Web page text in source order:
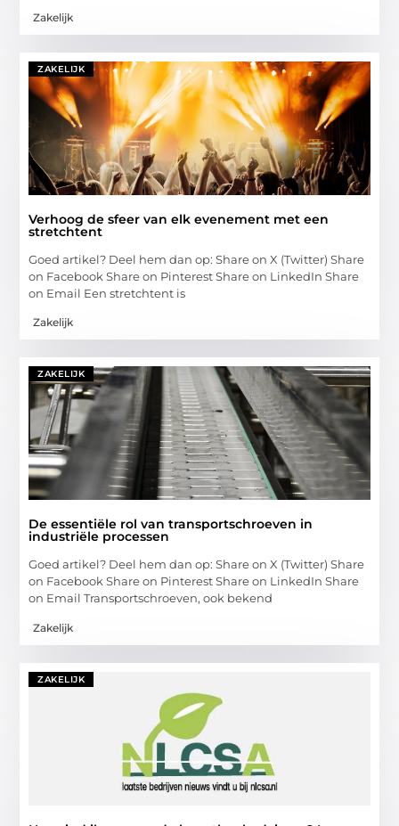
Zakelijk
ZAKELIJK
Verhoog de sfeer van elk evenement met een
stretchtent
Goed artikel? Deel hem dan op: Share on X (Twitter) Share
on Facebook Share on Pinterest Share on LinkedIn Share
on Email Een stretchtent is
Zakelijk
ZAKELIJK
De essentiële rol van transportschroeven in
industriële processen
Goed artikel? Deel hem dan op: Share on X (Twitter) Share
on Facebook Share on Pinterest Share on LinkedIn Share
on Email Transportschroeven, ook bekend
Zakelijk
ZAKELIJK